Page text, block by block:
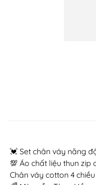
💓 Set chân váy năng
💯 Áo chất liệu thun
Chân váy cotton 4